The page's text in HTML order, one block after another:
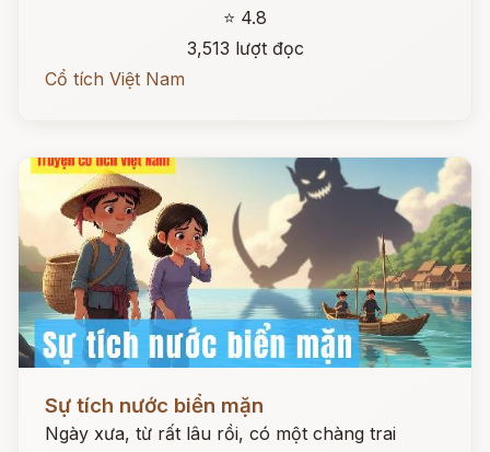
⭐ 4.8
3,513 lượt đọc
Cổ tích Việt Nam
Sự tích nước biển mặn
Ngày xưa, từ rất lâu rồi, có một chàng trai